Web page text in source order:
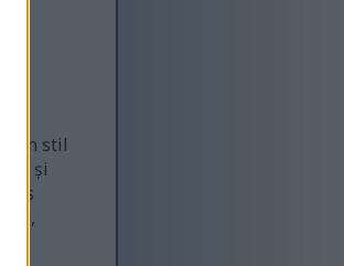
un stil
și